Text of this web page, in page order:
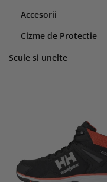
Accesorii
Cizme de Protectie
Scule si unelte